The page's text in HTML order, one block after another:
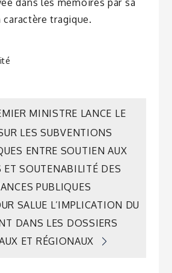
tragique.
MINISTRE LANCE LE
LES SUBVENTIONS
ENTRE SOUTIEN AUX
ET SOUTENABILITÉ DES
PUBLIQUES
SALUE L’IMPLICATION DU
DANS LES DOSSIERS
ET RÉGIONAUX